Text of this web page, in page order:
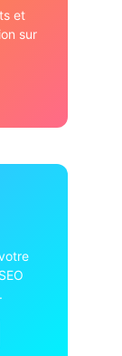
et
sur